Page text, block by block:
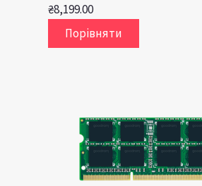
₴8,199.00
Порівняти